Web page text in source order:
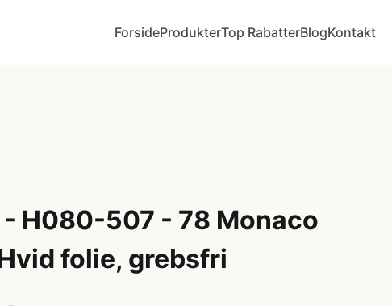
ForsideProdukterTop RabatterBlogKontakt
H080-507 - 78 Monaco
folie, grebsfri